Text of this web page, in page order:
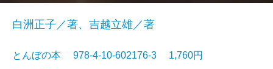
白洲正子／著、吉越立雄／著
とんぼの本 978-4-10-602176-3 1,760円